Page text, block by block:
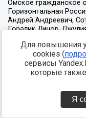
Для повышения
cookies (
сервисы
которые
Я